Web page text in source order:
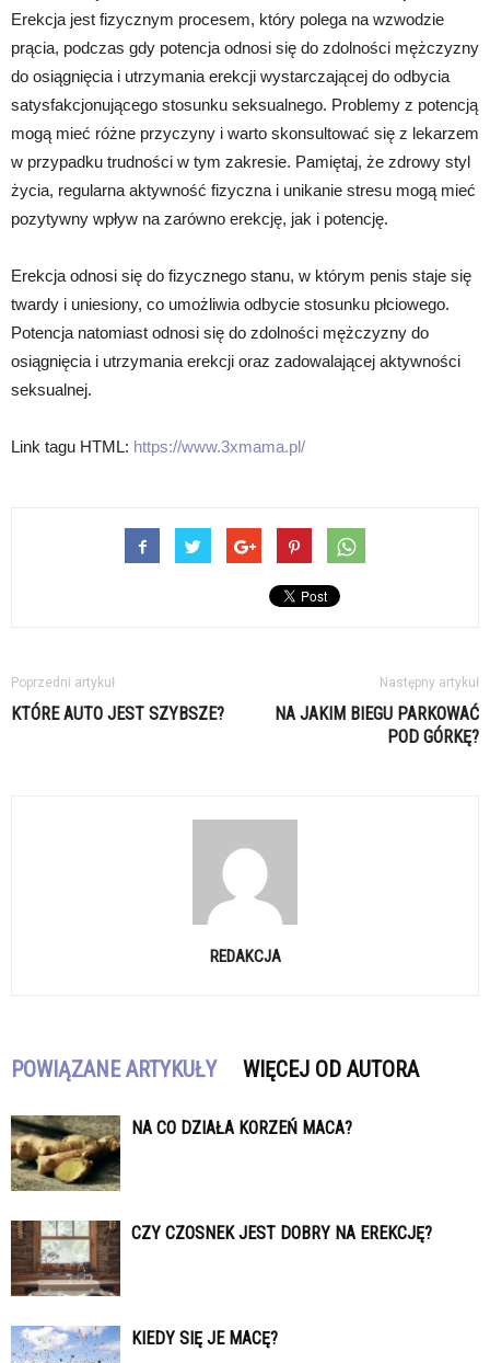
Erekcja jest fizycznym procesem, który polega na wzwodzie
prącia, podczas gdy potencja odnosi się do zdolności mężczyzny
do osiągnięcia i utrzymania erekcji wystarczającej do odbycia
satysfakcjonującego stosunku seksualnego. Problemy z potencją
mogą mieć różne przyczyny i warto skonsultować się z lekarzem
w przypadku trudności w tym zakresie. Pamiętaj, że zdrowy styl
życia, regularna aktywność fizyczna i unikanie stresu mogą mieć
pozytywny wpływ na zarówno erekcję, jak i potencję.
Erekcja odnosi się do fizycznego stanu, w którym penis staje się
twardy i uniesiony, co umożliwia odbycie stosunku płciowego.
Potencja natomiast odnosi się do zdolności mężczyzny do
osiągnięcia i utrzymania erekcji oraz zadowalającej aktywności
seksualnej.
Link tagu HTML: https://www.3xmama.pl/
Poprzedni artykuł
KTÓRE AUTO JEST SZYBSZE?
Następny artykuł
NA JAKIM BIEGU PARKOWAĆ
POD GÓRKĘ?
REDAKCJA
POWIĄZANE ARTYKUŁY WIĘCEJ OD AUTORA
NA CO DZIAŁA KORZEŃ MACA?
CZY CZOSNEK JEST DOBRY NA EREKCJĘ?
KIEDY SIĘ JE MACĘ?